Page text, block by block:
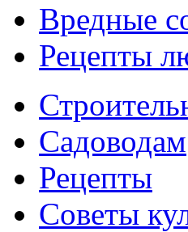
Вредные
Рецепты
Садоводам
Рецепты
Советы